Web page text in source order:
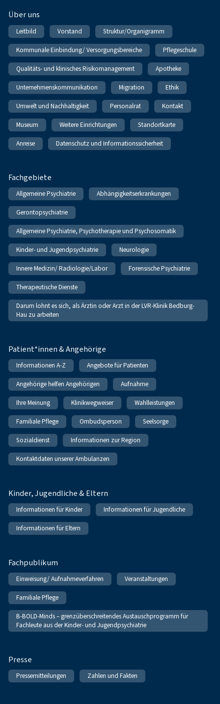
Über uns
Leitbild Vorstand Struktur/Organigramm
Kommunale Einbindung/ Versorgungsbereiche Pflegeschule
Qualitäts- und klinisches Risikomanagement Apotheke
Unternehmenskommunikation Migration Ethik
Umwelt und Nachhaltigkeit Personalrat Kontakt
Museum Weitere Einrichtungen Standortkarte
Anreise Datenschutz und Informationssicherheit
Fachgebiete
Allgemeine Psychiatrie Abhängigkeitserkrankungen
Gerontopsychiatrie
Allgemeine Psychiatrie, Psychotherapie und Psychosomatik
Kinder- und Jugendpsychiatrie Neurologie
Innere Medizin/ Radiologie/Labor Forensische Psychiatrie
Therapeutische Dienste
Darum lohnt es sich, als Ärztin oder Arzt in der LVR-Klinik Bedburg-
Hau zu arbeiten
Patient*innen & Angehörige
Informationen A-Z Angebote für Patienten
Angehörige helfen Angehörigen Aufnahme
Ihre Meinung Klinikwegweiser Wahlleistungen
Familiale Pflege Ombudsperson Seelsorge
Sozialdienst Informationen zur Region
Kontaktdaten unserer Ambulanzen
Kinder, Jugendliche & Eltern
Informationen für Kinder Informationen für Jugendliche
Informationen für Eltern
Fachpublikum
Einweisung/ Aufnahmeverfahren Veranstaltungen
Familiale Pflege
B-BOLD-Minds – grenzüberschreitendes Austauschprogramm für
Fachleute aus der Kinder- und Jugendpsychiatrie
Presse
Pressemitteilungen Zahlen und Fakten